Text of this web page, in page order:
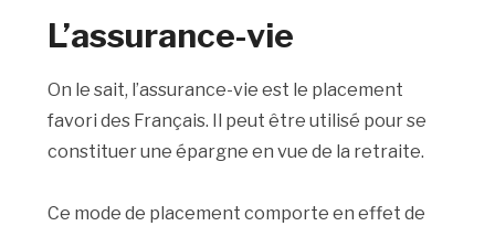
L’assurance-vie
On le sait, l’assurance-vie est le placement
favori des Français. Il peut être utilisé pour se
constituer une épargne en vue de la retraite.
Ce mode de placement comporte en effet de